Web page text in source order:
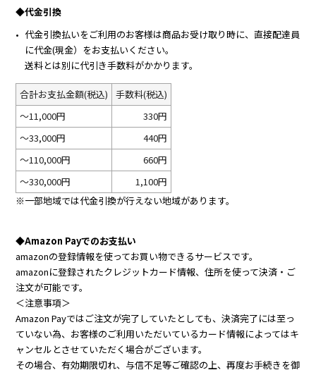
◆代金引換
代金引換払いをご利用のお客様は商品お受け取り時に、直接配達員
に代金(現金）をお支払いください。
送料とは別に代引き手数料がかかります。
合計お支払金額(税込)
手数料(税込)
～11,000円
330円
～33,000円
440円
～110,000円
660円
～330,000円
1,100円
※一部地域では代金引換が行えない地域があります。
◆Amazon Payでのお支払い
amazonの登録情報を使ってお買い物できるサービスです。
amazonに登録されたクレジットカード情報、住所を使って決済・ご
注文が可能です。
＜注意事項＞
Amazon Payではご注文が完了していたとしても、決済完了には至っ
ていない為、お客様のご利用いただいているカード情報によってはキ
ャンセルとさせていただく場合がございます。
その場合、有効期限切れ、与信不足等ご確認の上、再度お手続きを御